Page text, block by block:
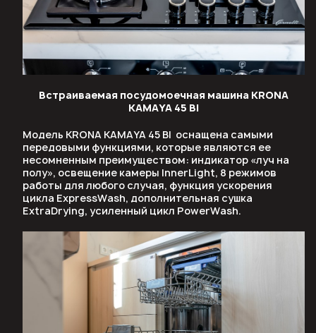
Встраиваемая посудомоечная машина KRONA
KAMAYA 45 BI
Модель KRONA KAMAYA 45 BI оснащена самыми
передовыми функциями, которые являются ее
несомненным преимуществом: индикатор «луч на
полу», освещение камеры InnerLight, 8 режимов
работы для любого случая, функция ускорения
цикла ExpressWash, дополнительная сушка
ExtraDrying, усиленный цикл PowerWash.